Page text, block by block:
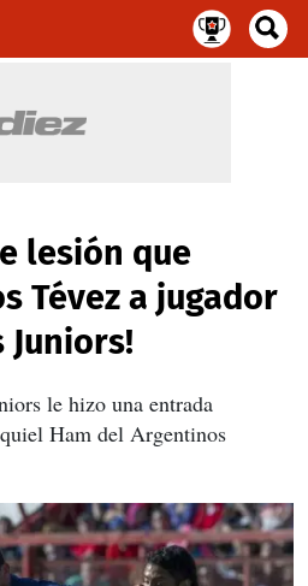
lesión que
Tévez a jugador
le hizo una entrada
Ham del Argentinos